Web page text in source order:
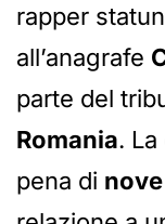
rapper
all’anagrafe
parte del
Romania.
pena di